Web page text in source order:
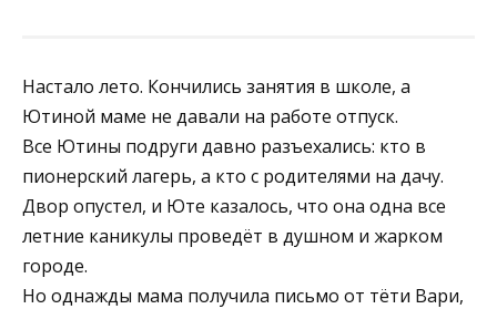
Настало лето. Кончились занятия в школе, а
Ютиной маме не давали на работе отпуск.
Все Ютины подруги давно разъехались: кто в
пионерский лагерь, а кто с родителями на дачу.
Двор опустел, и Юте казалось, что она одна все
летние каникулы проведёт в душном и жарком
городе.
Но однажды мама получила письмо от тёти Вари,